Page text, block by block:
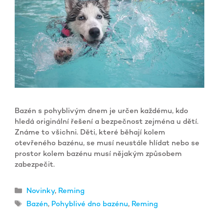
Bazén s pohyblivým dnem je určen každému, kdo
hledá originální řešení a bezpečnost zejména u dětí.
Známe to všichni. Děti, které běhají kolem
otevřeného bazénu, se musí neustále hlídat nebo se
prostor kolem bazénu musí nějakým způsobem
zabezpečit.
Rubriky
Novinky, Reming
Štítky
Bazén, Pohyblivé dno bazénu, Reming